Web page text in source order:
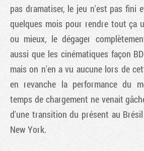
pas dramatiser, le jeu n'est pas fini
quelques mois pour rendre tout ça
ou mieux, le dégager
aussi que les cinématiques façon
mais on n'en a vu aucune lors de
en revanche la performance du
temps de chargement ne venait
d'une transition du présent au
New York.